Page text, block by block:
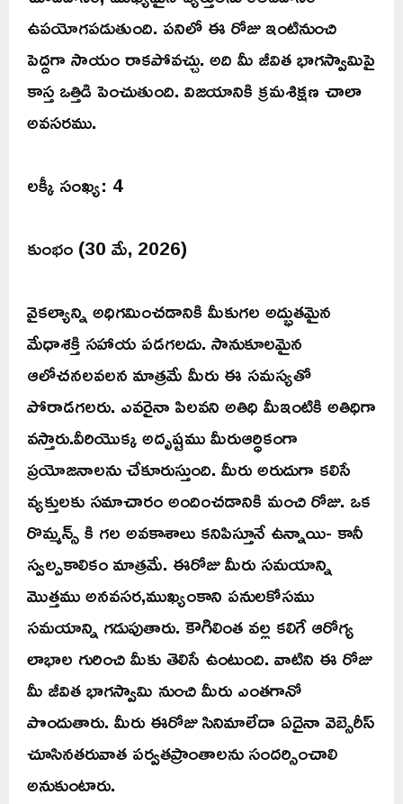
ఉపయోగపడుతుంది. పనిలో ఈ రోజు ఇంటినుంచి
పెద్దగా సాయం రాకపోవచ్చు. అది మీ జీవిత భాగస్వామిపై
కాస్త ఒత్తిడి పెంచుతుంది. విజయానికి క్రమశిక్షణ చాలా
అవసరము.
లక్కీ సంఖ్య: 4
కుంభం (30 మే, 2026)
వైకల్యాన్ని అధిగమించడానికి మీకుగల అద్భుతమైన
మేధాశక్తి సహాయ పడగలదు. సానుకూలమైన
ఆలోచనలవలన మాత్రమే మీరు ఈ సమస్యతో
పోరాడగలరు. ఎవరైనా పిలవని అతిధి మీఇంటికి అతిధిగా
వస్తారు.వీరియొక్క అదృష్టము మీరుఆర్ధికంగా
ప్రయోజనాలను చేకూరుస్తుంది. మీరు అరుదుగా కలిసే
వ్యక్తులకు సమాచారం అందించడానికి మంచి రోజు. ఒక
రొమ్మన్స్ కి గల అవకాశాలు కనిపిస్తూనే ఉన్నాయి- కానీ
స్వల్పకాలికం మాత్రమే. ఈరోజు మీరు సమయాన్ని
మొత్తము అనవసర,ముఖ్యంకాని పనులకోసము
సమయాన్ని గడుపుతారు. కౌగిలింత వల్ల కలిగే ఆరోగ్య
లాభాల గురించి మీకు తెలిసే ఉంటుంది. వాటిని ఈ రోజు
మీ జీవిత భాగస్వామి నుంచి మీరు ఎంతగానో
పొందుతారు. మీరు ఈరోజు సినిమాలేదా ఏదైనా వెబ్సెరీస్
చూసినతరువాత పర్వతప్రాంతాలను సందర్సించాలి
అనుకుంటారు.